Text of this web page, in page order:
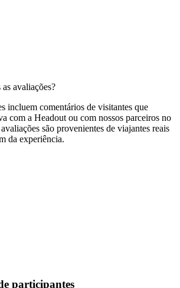
avaliações?
incluem comentários de visitantes que
com a Headout ou com nossos parceiros no
são provenientes de viajantes reais
da experiência.
participantes